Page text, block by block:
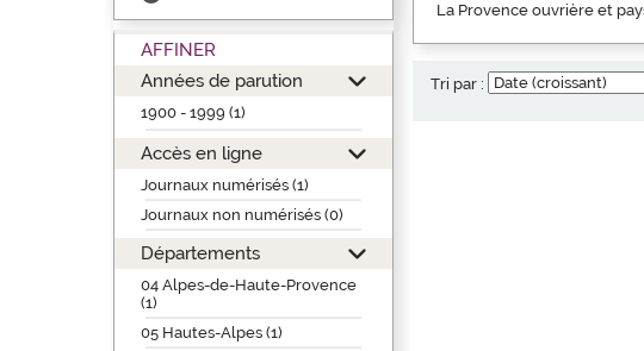
AFFINER
Années de parution
1900 - 1999 (1)
Accès en ligne
Journaux numérisés (1)
Journaux non numérisés (0)
Départements
04 Alpes-de-Haute-Provence
(1)
05 Hautes-Alpes (1)
La Provence ouvrière et
Tri par :